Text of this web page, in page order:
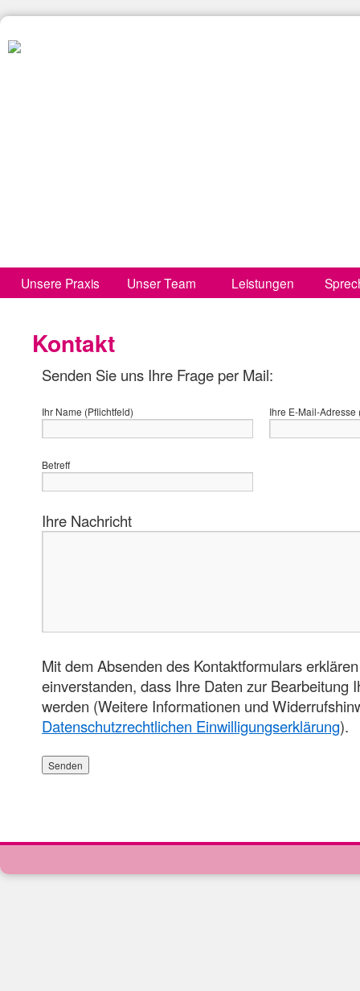
Unsere Praxis Unser Team Leistungen
Kontakt
Senden Sie uns Ihre Frage per Mail:
Ihr Name (Pflichtfeld) Ihre E-Mail-Adresse
Betreff
Ihre Nachricht
Mit dem Absenden des Kontaktformulars
einverstanden, dass Ihre Daten zur Bearbeitung
werden (Weitere Informationen und
Datenschutzrechtlichen Einwilligungserklärung).